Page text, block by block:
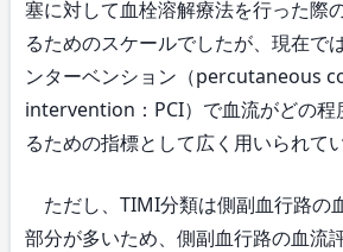
塞に対して血栓溶解療法を行った際
るためのスケールでしたが、現在で
ンターベンション（percutaneous
intervention：PCI）で血流がどの程
るための指標として広く用いられてい
ただし、TIMI分類は側副血行路の
部分が多いため、側副血行路の血流